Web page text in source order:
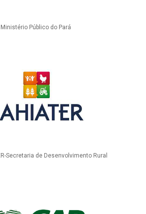
Ministério Público do Pará
Secretaria de Desenvolvimento Rural